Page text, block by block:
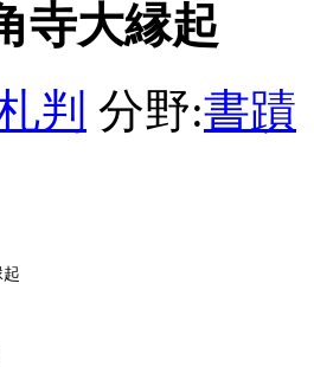
寺大縁起
判 分野:書蹟